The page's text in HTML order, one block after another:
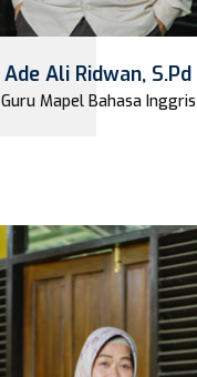
Ade Ali Ridwan, S.Pd
Guru Mapel Bahasa Inggris